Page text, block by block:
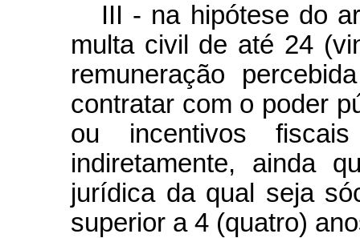
III - na hipótese do
multa civil de até 24
remuneração
contratar com o poder
ou incentivos
indiretamente, ainda
jurídica da qual seja
superior a 4 (quatro)